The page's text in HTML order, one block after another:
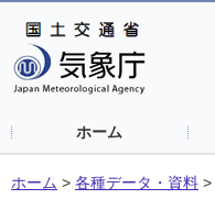
ホーム
ホーム > 各種データ・資料 >